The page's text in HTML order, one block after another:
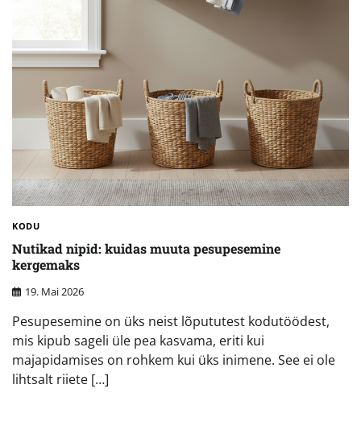
KODU
Nutikad nipid: kuidas muuta pesupesemine
kergemaks
19. Mai 2026
Pesupesemine on üks neist lõpututest kodutöödest,
mis kipub sageli üle pea kasvama, eriti kui
majapidamises on rohkem kui üks inimene. See ei ole
lihtsalt riiete […]